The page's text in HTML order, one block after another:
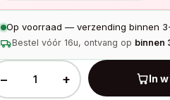
Op voorraad — verzending binnen
Bestel vóór 16u, ontvang op binnen
− + In